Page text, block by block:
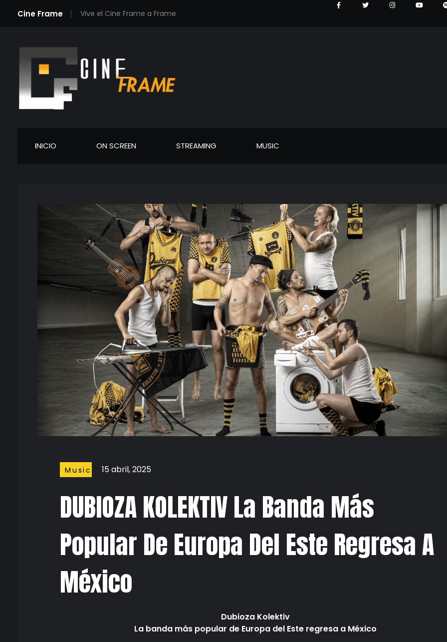
Cine Frame Vive el Cine Frame a Frame
INICIO ON SCREEN STREAMING MUSIC
DUBIOZA KOLEKTIV La Banda Más
Popular De Europa Del Este Regresa A
México
15 abril, 2025
Music
Dubioza Kolektiv
La banda más popular de Europa del Este regresa a México